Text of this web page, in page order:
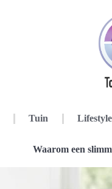
Tuin Lifestyle
Waarom een